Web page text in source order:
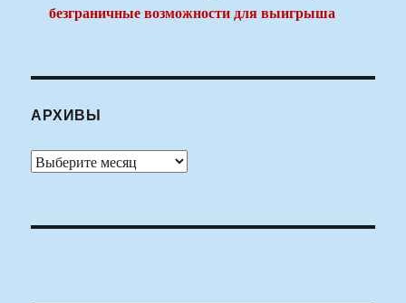
безграничные возможности для выигрыша
АРХИВЫ
Архивы